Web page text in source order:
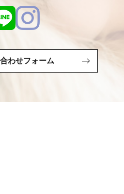
わせフォーム